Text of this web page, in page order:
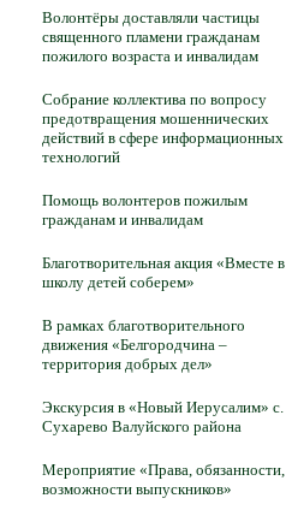
Волонтёры доставляли частицы
священного пламени гражданам
пожилого возраста и инвалидам
Собрание коллектива по вопросу
предотвращения мошеннических
действий в сфере информационных
технологий
Помощь волонтеров пожилым
гражданам и инвалидам
Благотворительная акция «Вместе в
школу детей соберем»
В рамках благотворительного
движения «Белгородчина –
территория добрых дел»
Экскурсия в «Новый Иерусалим» с.
Сухарево Валуйского района
Мероприятие «Права, обязанности,
возможности выпускников»